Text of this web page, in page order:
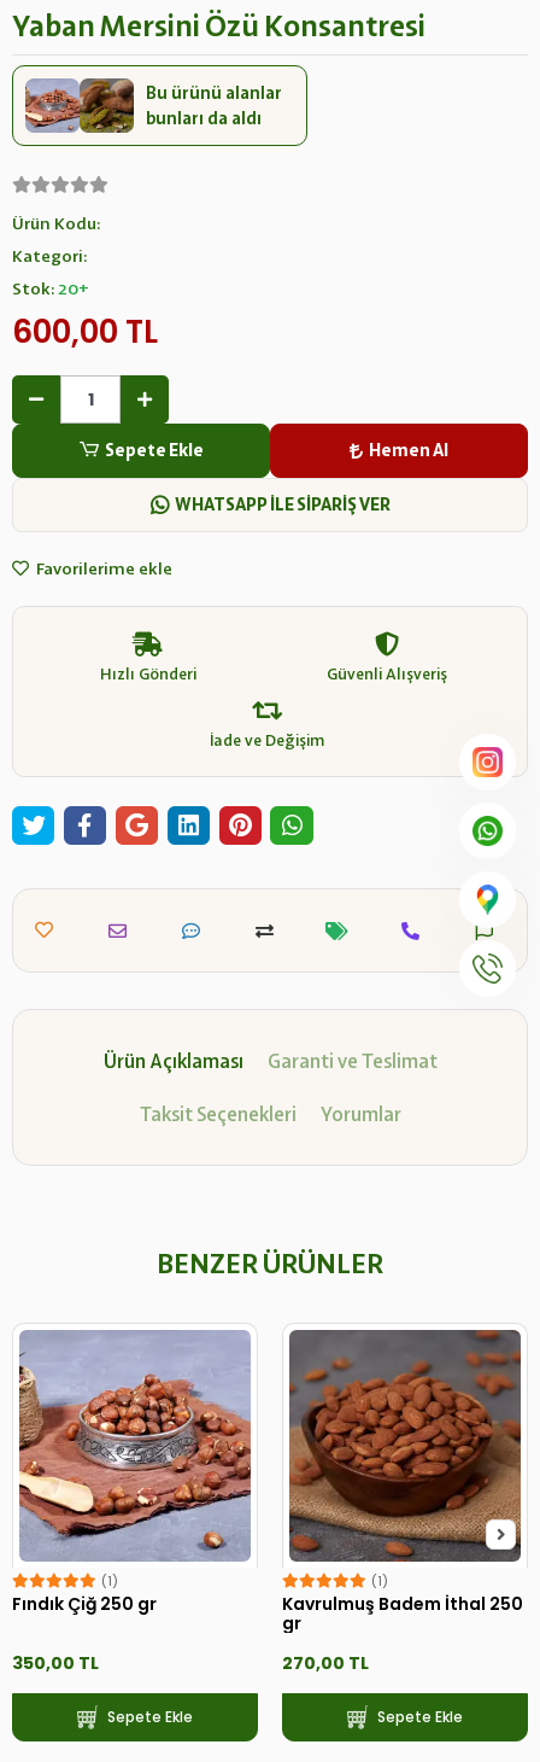
Yaban Mersini Özü Konsantresi
Bu ürünü alanlar
bunları da aldı
Ürün Kodu:
Kategori:
Stok:20+
600,00 TL
Sepete Ekle Hemen Al
WHATSAPP İLE SİPARİŞ VER
Favorilerime ekle
Hızlı Gönderi Güvenli Alışveriş
İade ve Değişim
Ürün Açıklaması Garanti ve Teslimat
Taksit Seçenekleri Yorumlar
BENZER ÜRÜNLER
(1)
Fındık Çiğ 250 gr
350,00 TL
Sepete Ekle
(1)
Kavrulmuş Badem İthal 250
gr
270,00 TL
Sepete Ekle